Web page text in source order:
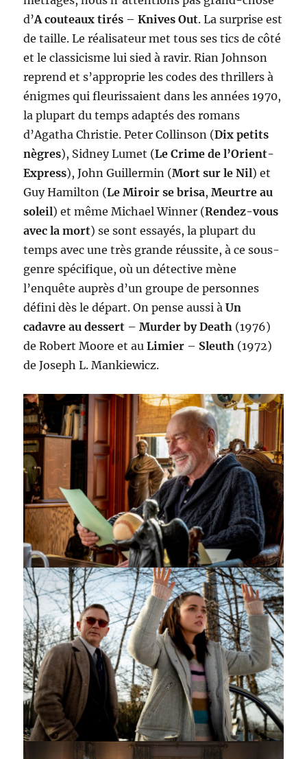
d’A couteaux tirés –Knives Out. La surprise est
de taille. Le réalisateur met tous ses tics de côté
et le classicisme lui sied à ravir. Rian Johnson
reprend et s’approprie les codes des thrillers à
énigmes qui fleurissaient dans les années 1970,
la plupart du temps adaptés des romans
d’Agatha Christie. Peter Collinson (Dix petits
nègres), Sidney Lumet (Le Crime de l’Orient-
Express), John Guillermin (Mort sur le Nil) et
Guy Hamilton (Le Miroir se brisa,Meurtre au
soleil) et même Michael Winner (Rendez-vous
avec la mort) se sont essayés, la plupart du
temps avec une très grande réussite, à ce sous-
genre spécifique, où un détective mène
l’enquête auprès d’un groupe de personnes
défini dès le départ. On pense aussi àUn
cadavre au dessert –Murder by Death (1976)
de Robert Moore et auLimier – Sleuth (1972)
de Joseph L. Mankiewicz.